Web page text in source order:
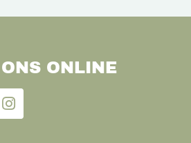
ONLINE